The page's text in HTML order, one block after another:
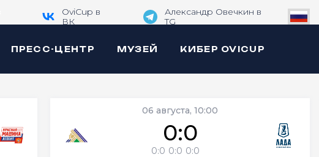
OviCup в
ВК
Александр Овечкин в
TG
ПРЕСС-ЦЕНТР МУЗЕЙ КИБЕР OVICUP
06 августа, 10:00
0:0
0:0 0:0 0:0